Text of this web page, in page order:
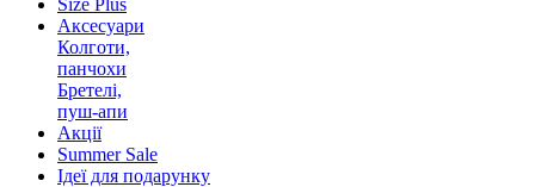
Size Plus
Аксесуари
Колготи,
панчохи
Бретелі,
пуш-апи
Акції
Summer Sale
Ідеї для подарунку